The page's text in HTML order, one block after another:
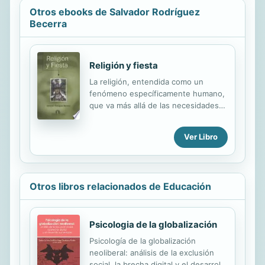
Otros ebooks de Salvador Rodríguez
Becerra
Religión y fiesta
La religión, entendida como un
fenómeno específicamente humano,
que va más allá de las necesidades
resto de los seres vivos, constituye
un reto que necesita ser abordado
las ocasiones privilegiadas, aunque
no la única, en la que se expresa
más claramente la religión y otros
tantos aspectos de la cultura. A su
constituyen como una de las claves
de la configuración cultural de un
pueblo, lo que ha dado en llamarse
Ver Libro
Otros libros relacionados de Educación
Psicologia de la globalización
Psicología de la globalización
neoliberal: análisis de la exclusión